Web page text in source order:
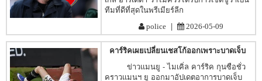
ทีมที่ดีที่สุดในพรีเมียร์ลีก
police | 2026-05-09
คาร์ริคเผยเปลี่ยนเชสโก้ออกเพราะบาดเจ็บ
ข่าวแมนยู - ไมเคิ่ล คาร์ริค กุนซือชั่ว
คราวแมนฯ ยู ออกมาอัปเดตอาการบาดเจ็บ